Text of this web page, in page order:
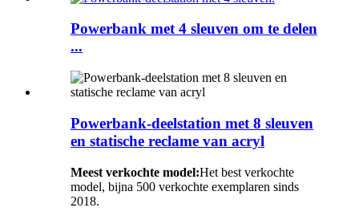
Powerbank met 4 sleuven om te delen
...
Powerbank-deelstation met 8 sleuven
en statische reclame van acryl
Meest verkochte model:Het best verkochte
model, bijna 500 verkochte exemplaren sinds
2018.